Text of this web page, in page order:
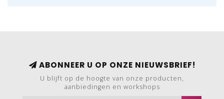
ABONNEER U OP ONZE NIEUWSBRIEF!
U blijft op de hoogte van onze producten,
aanbiedingen en workshops